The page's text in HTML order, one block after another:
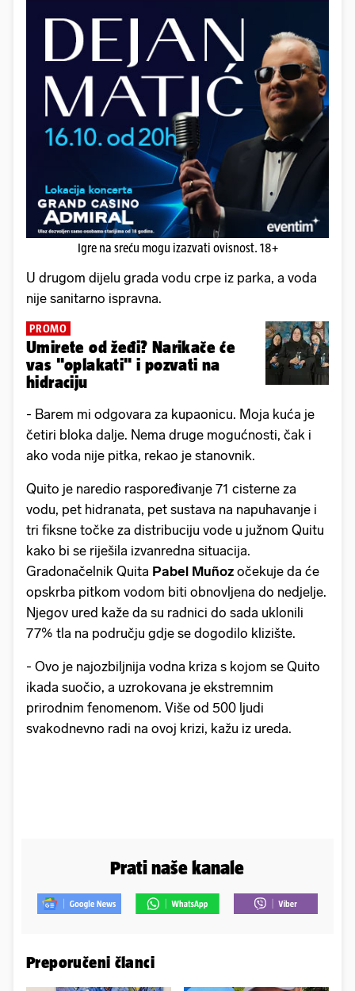
Igre na sreću mogu izazvati ovisnost. 18+
U drugom dijelu grada vodu crpe iz parka, a voda
nije sanitarno ispravna.
PROMO
Umirete od žeđi? Narikače će
vas "oplakati" i pozvati na
hidraciju
- Barem mi odgovara za kupaonicu. Moja kuća je
četiri bloka dalje. Nema druge mogućnosti, čak i
ako voda nije pitka, rekao je stanovnik.
Quito je naredio raspoređivanje 71 cisterne za
vodu, pet hidranata, pet sustava na napuhavanje i
tri fiksne točke za distribuciju vode u južnom Quitu
kako bi se riješila izvanredna situacija.
Gradonačelnik Quita Pabel Muñoz očekuje da će
opskrba pitkom vodom biti obnovljena do nedjelje.
Njegov ured kaže da su radnici do sada uklonili
77% tla na području gdje se dogodilo klizište.
- Ovo je najozbiljnija vodna kriza s kojom se Quito
ikada suočio, a uzrokovana je ekstremnim
prirodnim fenomenom. Više od 500 ljudi
svakodnevno radi na ovoj krizi, kažu iz ureda.
Prati naše kanale
Preporučeni članci